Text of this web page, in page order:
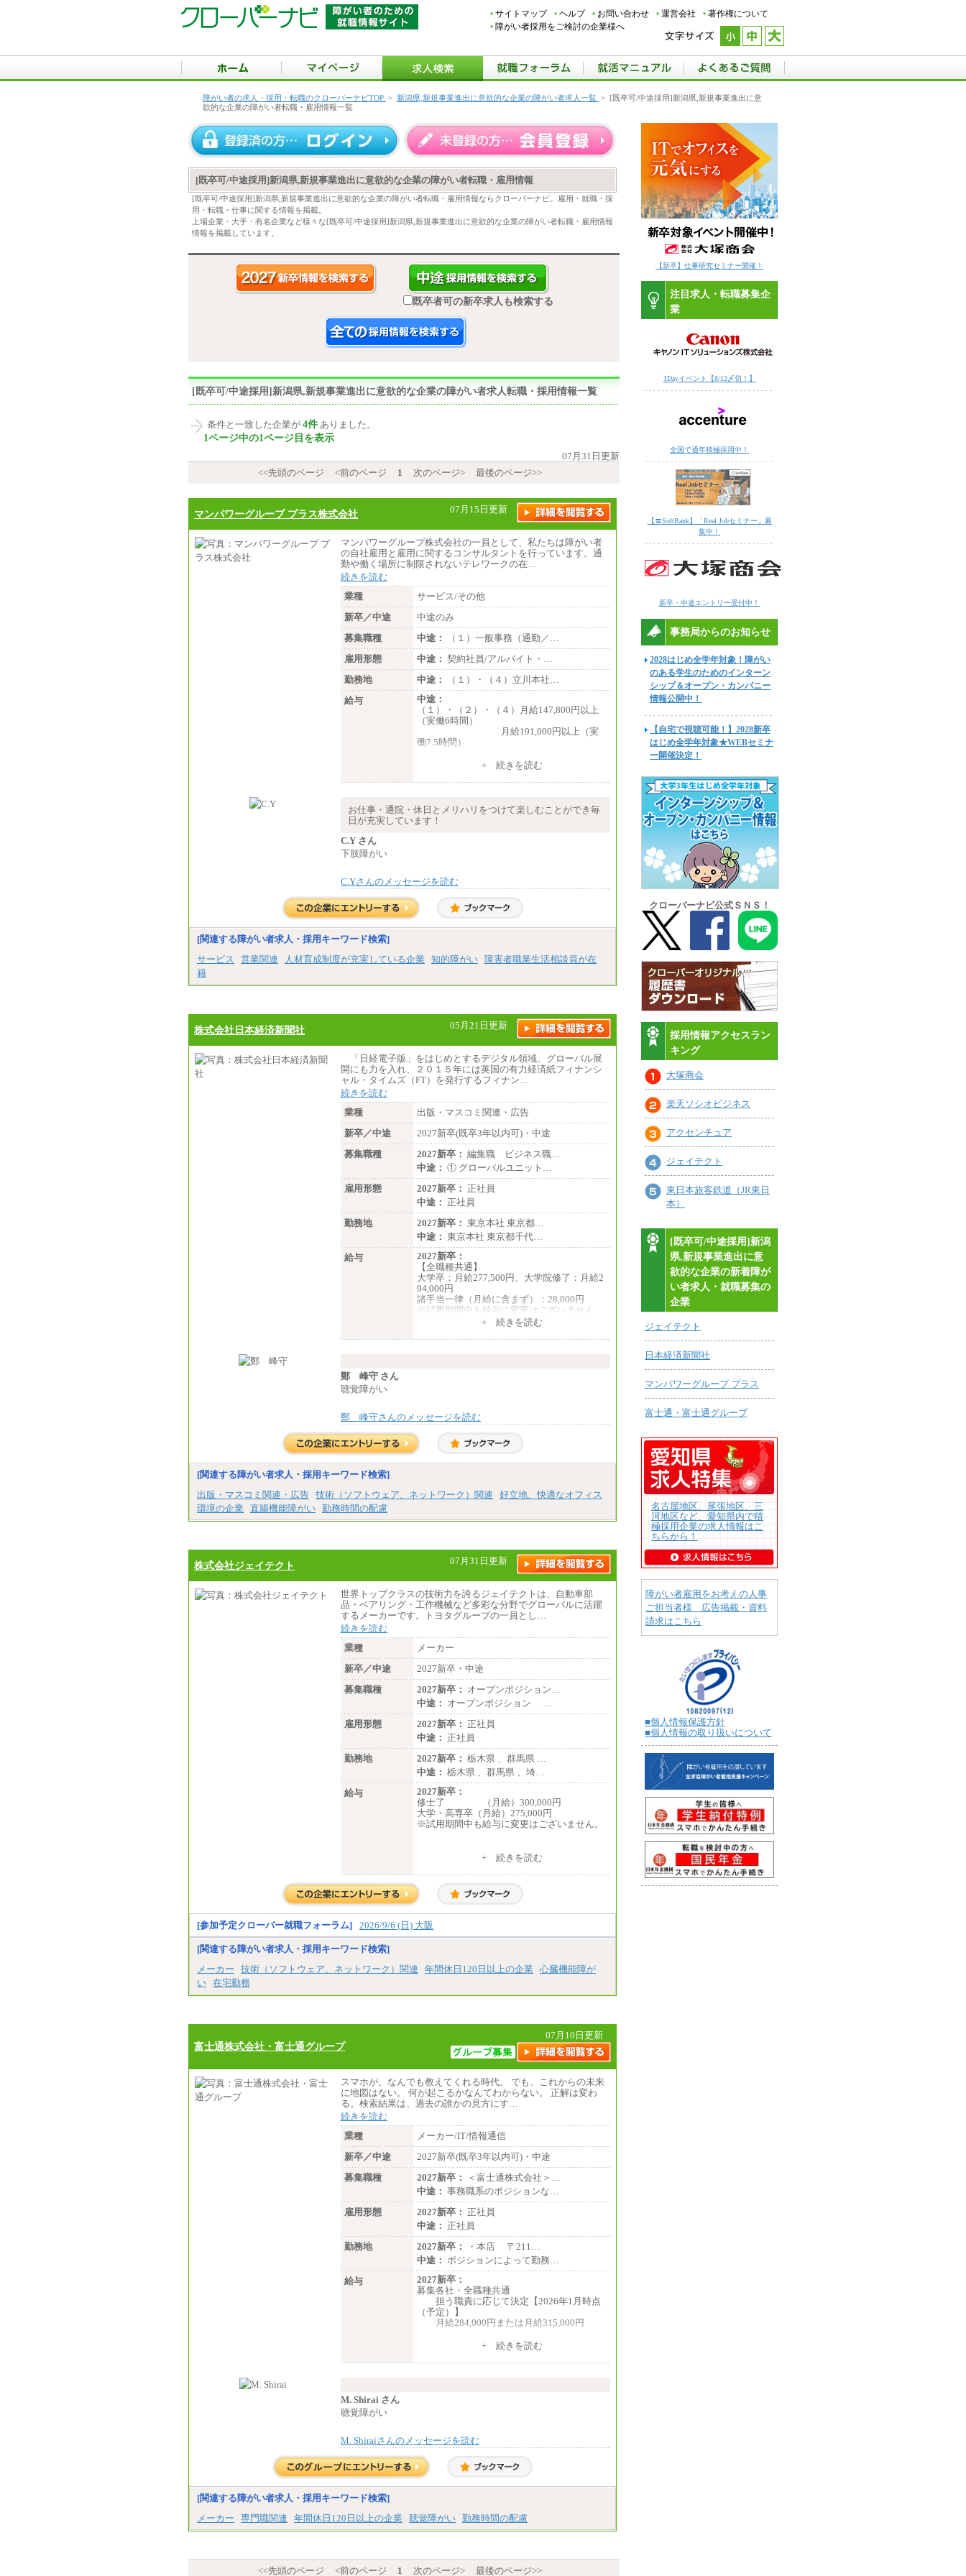
サイトマップ ヘルプ お問い合わせ 運営会社
著作権について
障がい者採用をご検討の企業様へ
障がい者の求人・採用・転職のクローバーナビTOP > 新潟県,新規事業進出に意欲的な企業の障がい者求人一覧 > [既卒可/中途採用]新潟県,新規事業進出に意
欲的な企業の障がい者転職・雇用情報一覧
[既卒可/中途採用]新潟県,新規事業進出に意欲的な企業の障がい者転職・雇用情報
[既卒可/中途採用]新潟県,新規事業進出に意欲的な企業の障がい者転職・雇用情報ならクローバーナビ。雇用・就職・採
用・転職・仕事に関する情報を掲載。
上場企業・大手・有名企業など様々な[既卒可/中途採用]新潟県,新規事業進出に意欲的な企業の障がい者転職・雇用情報
情報を掲載しています。
既卒者可の新卒求人も検索する
[既卒可/中途採用]新潟県,新規事業進出に意欲的な企業の障がい者求人転職・採用情報一覧
条件と一致した企業が 4件 ありました。
1ページ中の1ページ目を表示
07月31日更新
<<先頭のページ
<前のページ 1 次のページ> 最後のページ>>
マンパワーグループ プラス株式会社 07月15日更新
マンパワーグループ株式会社の一員として、私たちは障がい者
の自社雇用と雇用に関するコンサルタントを行っています。通
勤や働く場所に制限されないテレワークの在…
続きを読む
業種
サービス/その他
新卒／中途
中途のみ
募集職種
中途：
（１）一般事務（通勤／…
雇用形態
中途： 契約社員/アルバイト・…
勤務地
中途：
（１）・（４）立川本社…
給与
中途：
（１）・（２）・（４）月給147,800円以上
（実働6時間）
月給191,000円以上（実
働7.5時間）
（３）月給191,000円以上（実働7.5時間）
（５）月給147,800円以上（実働6時間）
時給 1,226円（実働4.5時間）
※基本給に加算して以下手当有（いず
れも時間額換算額）
※全ての求人において試用期間中も給与に変
更はございません。
+ 続きを読む
お仕事・通院・休日とメリハリをつけて楽しむことができ毎
日が充実しています！
C.Y さん
下肢障がい
C.Yさんのメッセージを読む
[関連する障がい者求人・採用キーワード検索]
サービス
営業関連 人材育成制度が充実している企業 知的障がい
障害者職業生活相談員が在
籍
株式会社日本経済新聞社 05月21日更新
「日経電子版」をはじめとするデジタル領域、グローバル展
開にも力を入れ、２０１５年には英国の有力経済紙フィナンシ
ャル・タイムズ（FT）を発行するフィナン…
続きを読む
業種
出版・マスコミ関連・広告
新卒／中途
2027新卒(既卒3年以内可)・中途
募集職種
2027新卒： 編集職 ビジネス職…
中途： ① グローバルユニット…
雇用形態
2027新卒： 正社員
中途： 正社員
勤務地
2027新卒： 東京本社 東京都…
中途： 東京本社 東京都千代…
給与
2027新卒：
【全職種共通】
大学卒：月給277,500円、大学院修了：月給2
94,000円
諸手当一律（月給に含まず）：28,000円
※試用期間中も給与に変更はございません
月給370,000円～
+ 続きを読む
鄭 峰守 さん
聴覚障がい
鄭 峰守さんのメッセージを読む
[関連する障がい者求人・採用キーワード検索]
出版・マスコミ関連・広告 技術（ソフトウェア、ネットワーク）関連
好立地、快適なオフィス
環境の企業
直腸機能障がい 勤務時間の配慮
株式会社ジェイテクト 07月31日更新
世界トップクラスの技術力を誇るジェイテクトは、自動車部
品・ベアリング・工作機械など多彩な分野でグローバルに活躍
するメーカーです。トヨタグループの一員とし…
続きを読む
業種
メーカー
新卒／中途
2027新卒・中途
募集職種
2027新卒： オープンポジション…
中途： オープンポジション …
雇用形態
2027新卒： 正社員
中途： 正社員
勤務地
2027新卒： 栃木県 、群馬県 …
中途： 栃木県 、群馬県 、埼…
給与
2027新卒：
修士了 （月給）300,000円
大学・高専卒（月給）275,000円
※試用期間中も給与に変更はございません。
修士了 （月給）300,000円
大学・高専卒（月給）275,000円
※試用期間中も給与に変更はございません。
+ 続きを読む
[参加予定クローバー就職フォーラム] 2026/9/6 (日) 大阪
[関連する障がい者求人・採用キーワード検索]
メーカー
技術（ソフトウェア、ネットワーク）関連 年間休日120日以上の企業
心臓機能障が
い 在宅勤務
富士通株式会社・富士通グループ
07月10日更新
スマホが、なんでも教えてくれる時代。 でも、これからの未来
に地図はない。 何が起こるかなんてわからない。 正解は変わ
る。検索結果は、過去の誰かの見方にす…
続きを読む
業種
メーカー/IT/情報通信
新卒／中途
2027新卒(既卒3年以内可)・中途
募集職種
2027新卒：
＜富士通株式会社＞…
中途： 事務職系のポジションな…
雇用形態
2027新卒： 正社員
中途： 正社員
勤務地
2027新卒：
・本店 〒211…
中途： ポジションによって勤務…
給与
2027新卒：
募集各社・全職種共通
担う職責に応じて決定【2026年1月時点
（予定）】
月給284,000円または月給315,000円
※入社後早期から、自律的な業務遂行が
求められる職務を担う方については、月額給
与315,000円です。
す。
※個別に設定する給与については、選考
の過程で決定していきます。
※上記に加え、所定労働時間外に勤務を
した場合には、時間外勤務手当を支給しま
ん。
月給21万円以上～
+ 続きを読む
M. Shirai さん
聴覚障がい
M. Shiraiさんのメッセージを読む
[関連する障がい者求人・採用キーワード検索]
メーカー
専門職関連 年間休日120日以上の企業 聴覚障がい 勤務時間の配慮
<<先頭のページ <前のページ 1 次のページ> 最後のページ>>
【新卒】仕事研究セミナー開催！
注目求人・転職募集企
業
1Dayイベント【8/12〆切！】
全国で通年積極採用中！
【〓SoftBank】「Real Jobセミナー」募
集中！
新卒・中途エントリー受付中！
事務局からのお知らせ
2028はじめ全学年対象！障がい
のある学生のためのインターン
シップ＆オープン・カンパニー
情報公開中！
【自宅で視聴可能！】2028新卒
はじめ全学年対象★WEBセミナ
ー開催決定！
クローバーナビ公式ＳＮＳ！
採用情報アクセスラン
キング
大塚商会
楽天ソシオビジネス
アクセンチュア
ジェイテクト
東日本旅客鉄道（JR東日
本）
[既卒可/中途採用]新潟
県,新規事業進出に意
欲的な企業の新着障が
い者求人・就職募集の
企業
ジェイテクト
日本経済新聞社
マンパワーグループ プラス
富士通・富士通グループ
名古屋地区、尾張地区、三
河地区など、愛知県内で積
極採用企業の求人情報はこ
ちらから！
障がい者雇用をお考えの人事
ご担当者様 広告掲載・資料
請求はこちら
■個人情報保護方針
■個人情報の取り扱いについて